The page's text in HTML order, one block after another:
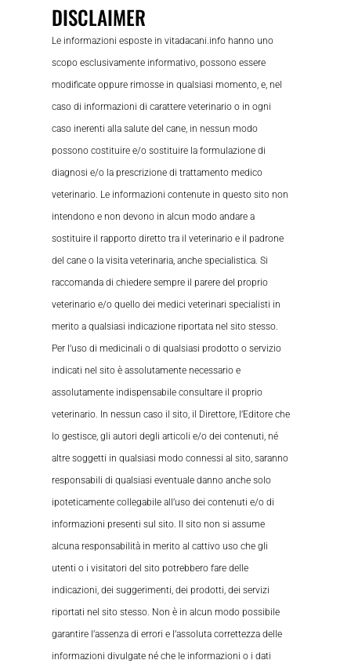
DISCLAIMER
Le informazioni esposte in vitadacani.info hanno uno
scopo esclusivamente informativo, possono essere
modificate oppure rimosse in qualsiasi momento, e, nel
caso di informazioni di carattere veterinario o in ogni
caso inerenti alla salute del cane, in nessun modo
possono costituire e/o sostituire la formulazione di
diagnosi e/o la prescrizione di trattamento medico
veterinario. Le informazioni contenute in questo sito non
intendono e non devono in alcun modo andare a
sostituire il rapporto diretto tra il veterinario e il padrone
del cane o la visita veterinaria, anche specialistica. Si
raccomanda di chiedere sempre il parere del proprio
veterinario e/o quello dei medici veterinari specialisti in
merito a qualsiasi indicazione riportata nel sito stesso.
Per l’uso di medicinali o di qualsiasi prodotto o servizio
indicati nel sito è assolutamente necessario e
assolutamente indispensabile consultare il proprio
veterinario. In nessun caso il sito, il Direttore, l’Editore che
lo gestisce, gli autori degli articoli e/o dei contenuti, né
altre soggetti in qualsiasi modo connessi al sito, saranno
responsabili di qualsiasi eventuale danno anche solo
ipoteticamente collegabile all’uso dei contenuti e/o di
informazioni presenti sul sito. Il sito non si assume
alcuna responsabilità in merito al cattivo uso che gli
utenti o i visitatori del sito potrebbero fare delle
indicazioni, dei suggerimenti, dei prodotti, dei servizi
riportati nel sito stesso. Non è in alcun modo possibile
garantire l’assenza di errori e l’assoluta correttezza delle
informazioni divulgate né che le informazioni o i dati